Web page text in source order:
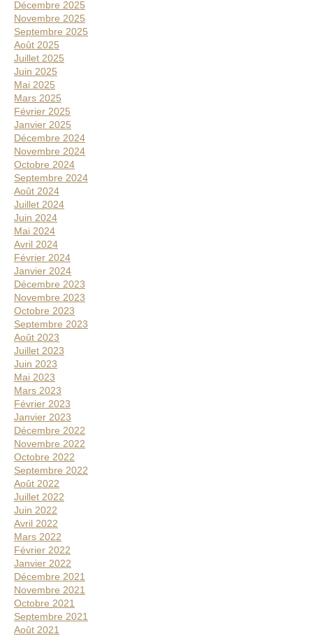
t
é
r
a
l
e
Décembre 2025
Novembre 2025
Septembre 2025
Août 2025
Juillet 2025
Juin 2025
Mai 2025
Mars 2025
Février 2025
Janvier 2025
Décembre 2024
Novembre 2024
Octobre 2024
Septembre 2024
Août 2024
Juillet 2024
Juin 2024
Mai 2024
Avril 2024
Février 2024
Janvier 2024
Décembre 2023
Novembre 2023
Octobre 2023
Septembre 2023
Août 2023
Juillet 2023
Juin 2023
Mai 2023
Mars 2023
Février 2023
Janvier 2023
Décembre 2022
Novembre 2022
Octobre 2022
Septembre 2022
Août 2022
Juillet 2022
Juin 2022
Avril 2022
Mars 2022
Février 2022
Janvier 2022
Décembre 2021
Novembre 2021
Octobre 2021
Septembre 2021
Août 2021